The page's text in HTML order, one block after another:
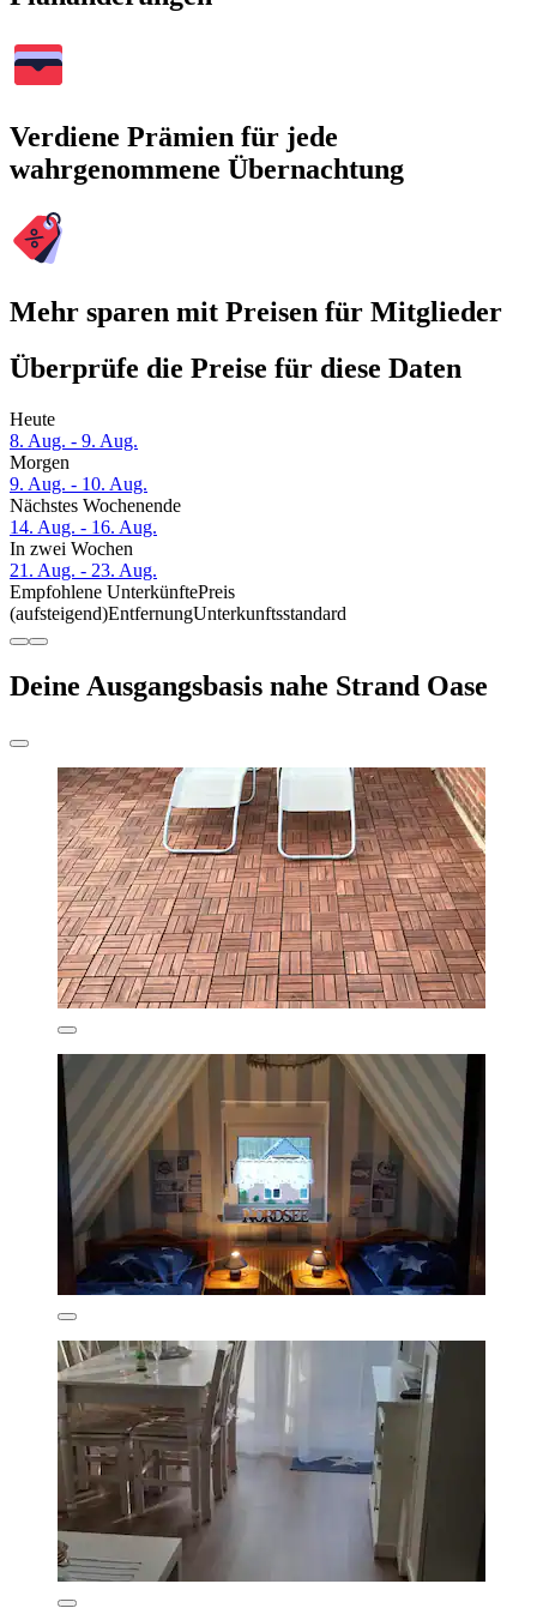
Verdiene Prämien für jede
wahrgenommene Übernachtung
Mehr sparen mit Preisen für Mitglieder
Überprüfe die Preise für diese Daten
Heute
8. Aug. - 9. Aug.
Morgen
9. Aug. - 10. Aug.
Nächstes Wochenende
14. Aug. - 16. Aug.
In zwei Wochen
21. Aug. - 23. Aug.
Empfohlene UnterkünftePreis
(aufsteigend)EntfernungUnterkunftsstandard
Deine Ausgangsbasis nahe Strand Oase